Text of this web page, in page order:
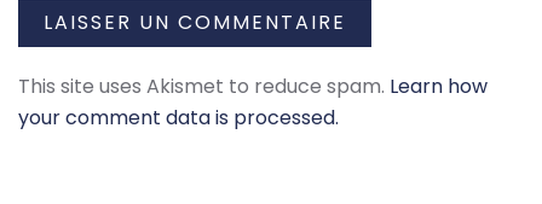
LAISSER UN COMMENTAIRE
This site uses Akismet to reduce spam. Learn how
your comment data is processed.